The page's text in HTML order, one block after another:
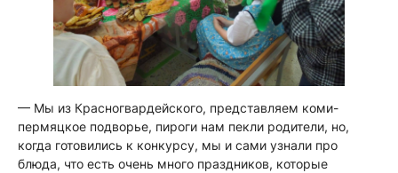
— Мы из Красногвардейского, представляем коми-
пермяцкое подворье, пироги нам пекли родители, но,
когда готовились к конкурсу, мы и сами узнали про
блюда, что есть очень много праздников, которые